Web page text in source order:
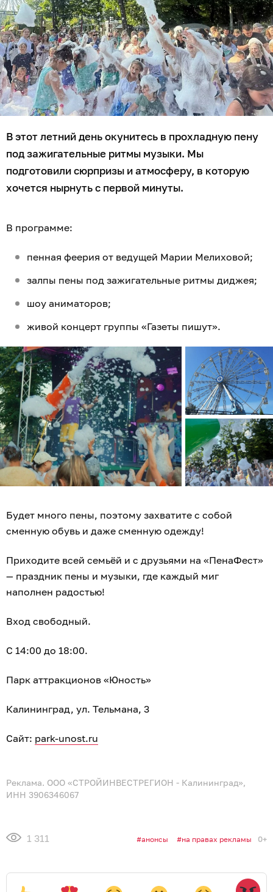
В этот летний день окунитесь в прохладную пену
под зажигательные ритмы музыки. Мы
подготовили сюрпризы и атмосферу, в которую
хочется нырнуть с первой минуты.
В программе:
пенная феерия от ведущей Марии Мелиховой;
залпы пены под зажигательные ритмы диджея;
шоу аниматоров;
живой концерт группы «Газеты пишут».
Будет много пены, поэтому захватите с собой
сменную обувь и даже сменную одежду!
Приходите всей семьёй и с друзьями на «ПенаФест»
— праздник пены и музыки, где каждый миг
наполнен радостью!
Вход свободный.
С 14:00 до 18:00.
Парк аттракционов «Юность»
Калининград, ул. Тельмана, 3
Сайт: park-unost.ru
Реклама. ООО «СТРОЙИНВЕСТРЕГИОН - Калининград»,
ИНН 3906346067
1 311 анонсы на правах рекламы 0+